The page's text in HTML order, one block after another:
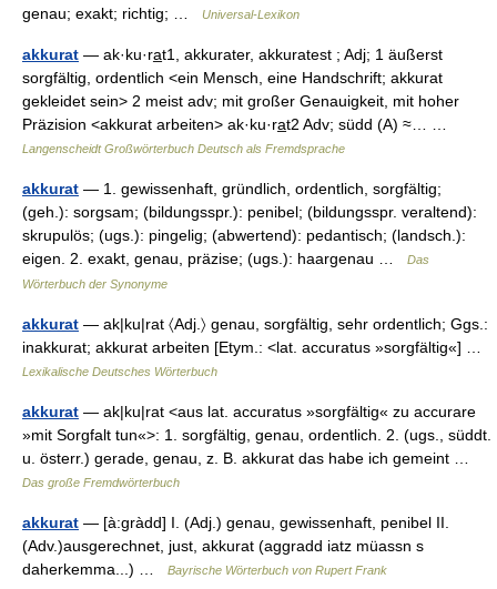
genau; exakt; richtig; …
Universal-Lexikon
akkurat — ak·ku·ra̲t1, akkurater, akkuratest ; Adj; 1 äußerst
sorgfältig, ordentlich <ein Mensch, eine Handschrift; akkurat
gekleidet sein> 2 meist adv; mit großer Genauigkeit, mit hoher
Präzision <akkurat arbeiten> ak·ku·ra̲t2 Adv; südd (A) ≈… …
Langenscheidt Großwörterbuch Deutsch als Fremdsprache
akkurat — 1. gewissenhaft, gründlich, ordentlich, sorgfältig;
(geh.): sorgsam; (bildungsspr.): penibel; (bildungsspr. veraltend):
skrupulös; (ugs.): pingelig; (abwertend): pedantisch; (landsch.):
eigen. 2. exakt, genau, präzise; (ugs.): haargenau …
Das
Wörterbuch der Synonyme
akkurat — ak|ku|rat 〈Adj.〉 genau, sorgfältig, sehr ordentlich; Ggs.:
inakkurat; akkurat arbeiten [Etym.: <lat. accuratus »sorgfältig«] …
Lexikalische Deutsches Wörterbuch
akkurat — ak|ku|rat <aus lat. accuratus »sorgfältig« zu accurare
»mit Sorgfalt tun«>: 1. sorgfältig, genau, ordentlich. 2. (ugs., süddt.
u. österr.) gerade, genau, z. B. akkurat das habe ich gemeint …
Das große Fremdwörterbuch
akkurat — [à:gràdd] I. (Adj.) genau, gewissenhaft, penibel II.
(Adv.)ausgerechnet, just, akkurat (aggradd iatz müassn s
daherkemma...) …
Bayrische Wörterbuch von Rupert Frank